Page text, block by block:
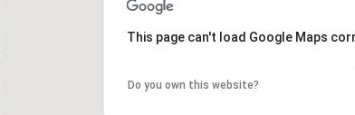
This page can't load Google Maps
Do you own this website?